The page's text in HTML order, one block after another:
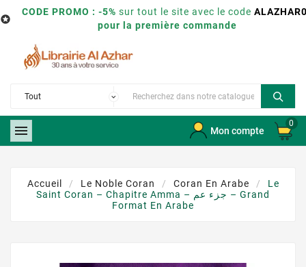

CODE PROMO : -5% sur tout le site avec le code
pour la première commande
 Mon compte
0
Accueil Le Noble Coran Coran En Arabe
Le
Saint Coran – Chapitre Amma – جزء عم – Grand
Format En Arabe